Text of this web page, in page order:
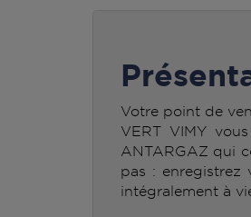
Votre point de
VERT VIMY
ANTARGAZ qui
pas : enregistrez
intégralement à